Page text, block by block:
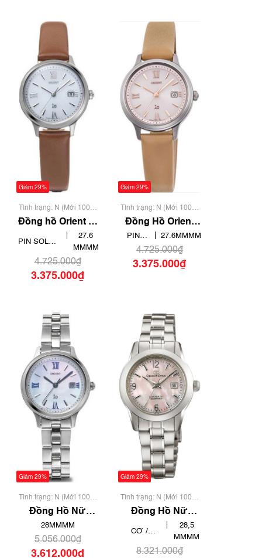
Giảm 29%
Tình trạng: N (Mới 100%
chưa qua sử dụng)
Đồng hồ Orient iO
Natural & Plain
RN-WG0413S
PIN SOLAR
DRIVE
27.6
MMMM
4.725.000₫
3.375.000₫
Giảm 29%
Tình trạng: N (Mới 100%
chưa qua sử dụng)
Đồng Hồ Orient
Nữ RN-WG0412P
PIN
SOLAR /
ECO
27.6MMMM
4.725.000₫
3.375.000₫
Giảm 29%
Tình trạng: N (Mới 100%
chưa qua sử dụng)
Đồng Hồ Nữ
Orient RN-
WG0007A
28MMMM
5.056.000₫
3.612.000₫
Giảm 29%
Tình trạng: N (Mới 100%
chưa qua sử dụng)
Đồng Hồ Nữ
Orient Star Watch
WZ-0411NR
CƠ /
28,5
MMMM
8.321.000₫